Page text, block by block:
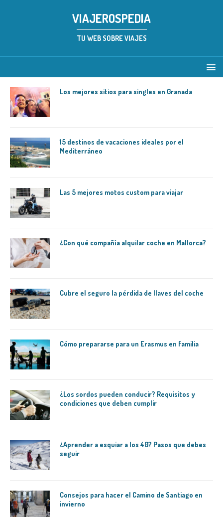
VIAJEROSPEDIA
TU WEB SOBRE VIAJES
Los mejores sitios para singles en Granada
15 destinos de vacaciones ideales por el
Mediterráneo
Las 5 mejores motos custom para viajar
¿Con qué compañía alquilar coche en Mallorca?
Cubre el seguro la pérdida de llaves del coche
Cómo prepararse para un Erasmus en familia
¿Los sordos pueden conducir? Requisitos y
condiciones que deben cumplir
¿Aprender a esquiar a los 40? Pasos que debes
seguir
Consejos para hacer el Camino de Santiago en
invierno